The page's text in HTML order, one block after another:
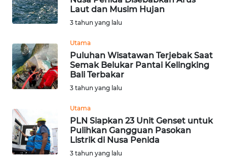
Laut dan Musim Hujan
3 tahun yang lalu
Utama
Puluhan Wisatawan Terjebak Saat
Semak Belukar Pantai Kelingking
Bali Terbakar
3 tahun yang lalu
Utama
PLN Siapkan 23 Unit Genset untuk
Pulihkan Gangguan Pasokan
Listrik di Nusa Penida
3 tahun yang lalu
KONTAK
KAMI
INFO
IKLAN
TENTANG
PEDOMAN
MEDIA
SIBER